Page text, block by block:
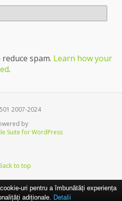
spam. Learn how your
.
2007-2024
by
Suite for WordPress
to top
uri pentru a îmbunătăți experiența
adiționale. Detalii